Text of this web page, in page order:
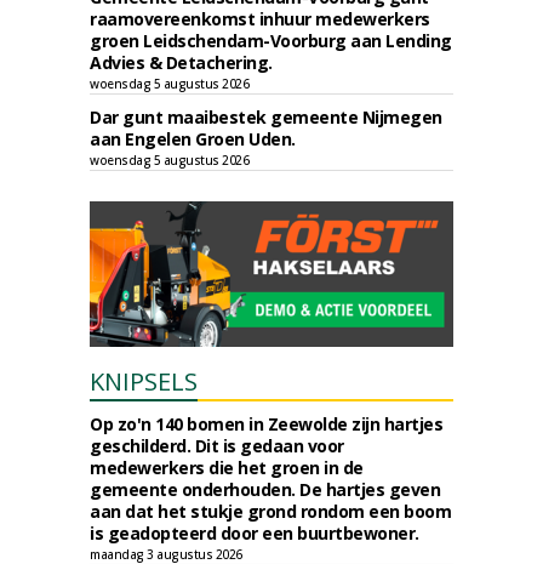
raamovereenkomst inhuur medewerkers
groen Leidschendam-Voorburg aan Lending
Advies & Detachering.
woensdag 5 augustus 2026
Dar gunt maaibestek gemeente Nijmegen
aan Engelen Groen Uden.
woensdag 5 augustus 2026
KNIPSELS
Op zo'n 140 bomen in Zeewolde zijn hartjes
geschilderd. Dit is gedaan voor
medewerkers die het groen in de
gemeente onderhouden. De hartjes geven
aan dat het stukje grond rondom een boom
is geadopteerd door een buurtbewoner.
maandag 3 augustus 2026